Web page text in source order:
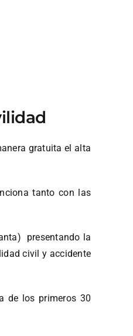
gratuita el alta
tanto con las
presentando la
civil y accidente
de los primeros 30